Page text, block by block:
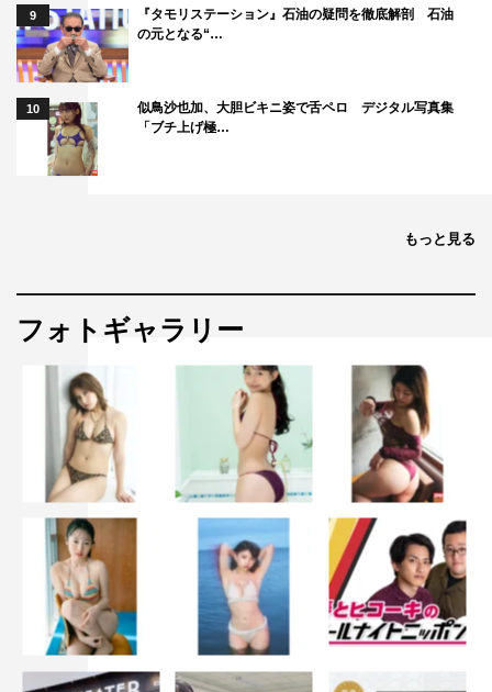
9
『タモリステーション』石油の疑問を徹底解剖 石油
の元となる“…
10
似鳥沙也加、大胆ビキニ姿で舌ペロ デジタル写真集
「ブチ上げ極…
もっと見る
フォトギャラリー